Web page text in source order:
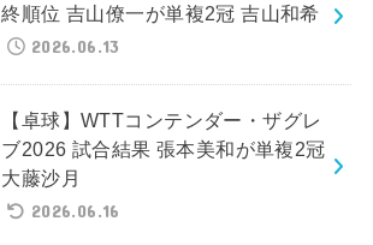
終順位 吉山僚一が単複2冠 吉山和希
2026.06.13
【卓球】WTTコンテンダー・ザグレ
ブ2026 試合結果 張本美和が単複2冠
大藤沙月
2026.06.16